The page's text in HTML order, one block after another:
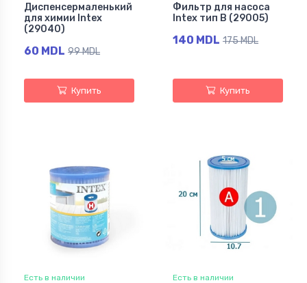
Диспенсермаленький
для химии Intex
(29040)
60 MDL 99 MDL
Купить
Фильтр для насоса
Intex тип B (29005)
140 MDL 175 MDL
Купить
Есть в наличии Есть в наличии